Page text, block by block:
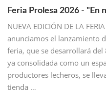
Feria Prolesa 2026 - "En
NUEVA EDICIÓN DE LA
anunciamos el lanzamiento
feria, que se desarrollará
ya consolidada como un
productores lecheros, se
tienda …